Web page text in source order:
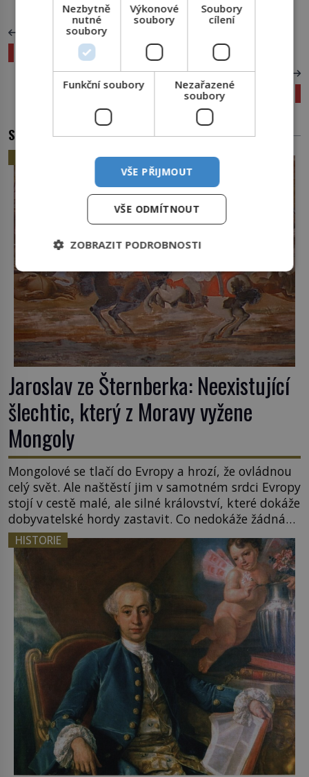
PŘEDCHOZÍ ČLÁNEK
VIDEO: 5 depresivních dětských pořadů
DALŠÍ ČLÁNEK
Co všechno se dá vytisknout na 3D tiskárně?
SOUVISEJÍCÍ ČLÁNKY
Jaroslav ze Šternberka: Neexistující
šlechtic, který z Moravy vyžene
Mongoly
Mongolové se tlačí do Evropy a hrozí, že ovládnou
celý svět. Ale naštěstí jim v samotném srdci Evropy
stojí v cestě malé, ale silné království, které dokáže
dobyvatelské hordy zastavit. Co nedokáže žádná
z asijských říší, co nedokážou Němci – to dokáže
český král. Nebo že by ne? Mongolové od roku 1223
postupují podél Kaspického a Azovského moře, […]
HISTORIE
Nezbytně
nutné
soubory
Výkonové
soubory
Soubory
cílení
Funkční soubory
Nezařazené
soubory
VŠE PŘIJMOUT
VŠE ODMÍTNOUT
ZOBRAZIT PODROBNOSTI